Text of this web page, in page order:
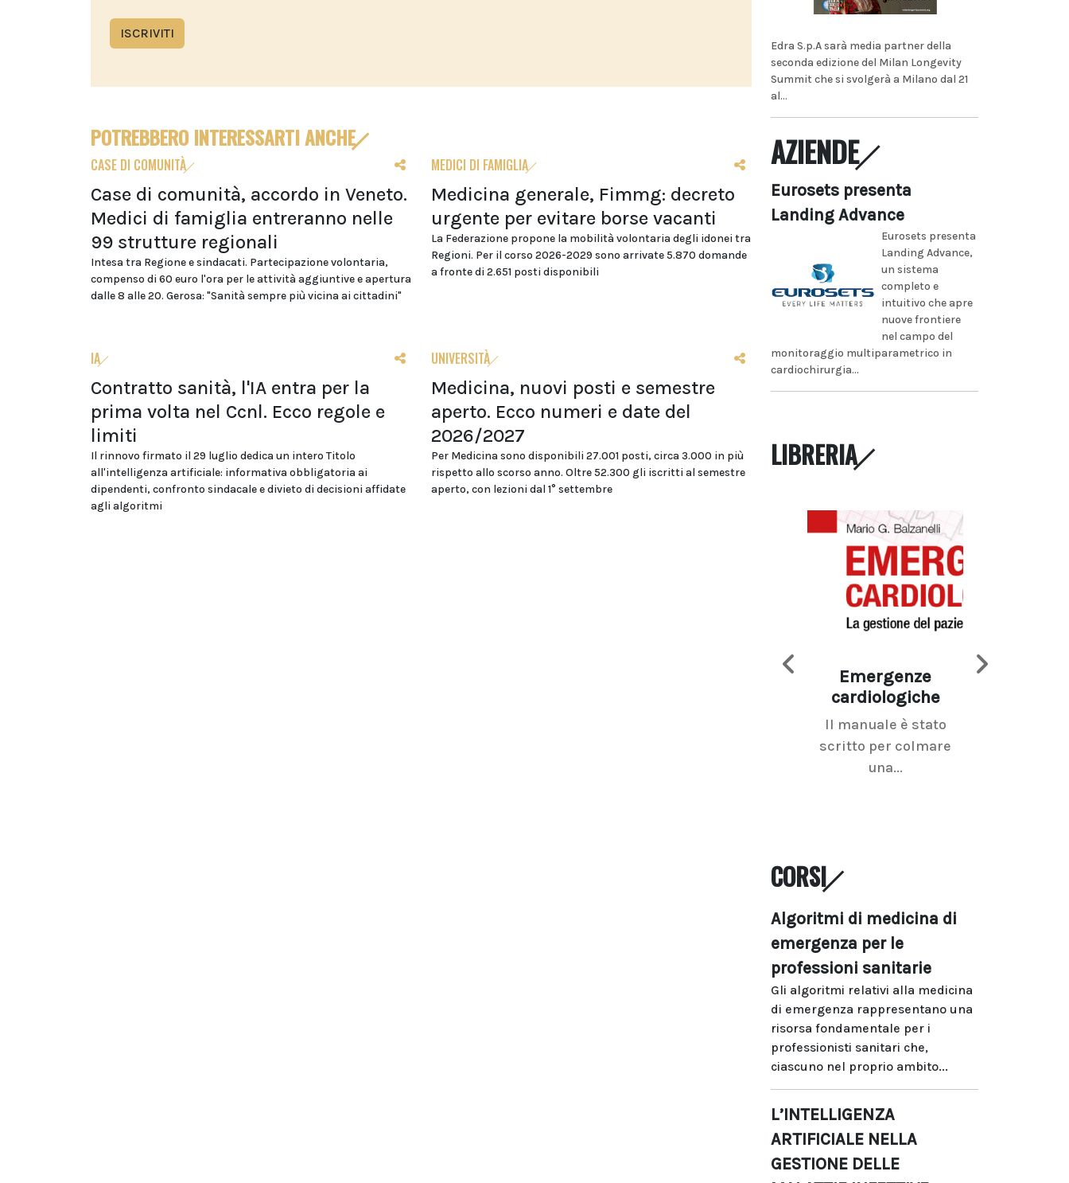
ISCRIVITI
POTREBBERO INTERESSARTI ANCHE
CASE DI COMUNITÀ
Case di comunità, accordo in Veneto.
Medici di famiglia entreranno nelle
99 strutture regionali
Intesa tra Regione e sindacati. Partecipazione volontaria,
compenso di 60 euro l'ora per le attività aggiuntive e apertura
dalle 8 alle 20. Gerosa: "Sanità sempre più vicina ai cittadini"
MEDICI DI FAMIGLIA
Medicina generale, Fimmg: decreto
urgente per evitare borse vacanti
La Federazione propone la mobilità volontaria degli idonei tra
Regioni. Per il corso 2026-2029 sono arrivate 5.870 domande
a fronte di 2.651 posti disponibili
IA
Contratto sanità, l'IA entra per la
prima volta nel Ccnl. Ecco regole e
limiti
Il rinnovo firmato il 29 luglio dedica un intero Titolo
all'intelligenza artificiale: informativa obbligatoria ai
dipendenti, confronto sindacale e divieto di decisioni affidate
agli algoritmi
UNIVERSITÀ
Medicina, nuovi posti e semestre
aperto. Ecco numeri e date del
2026/2027
Per Medicina sono disponibili 27.001 posti, circa 3.000 in più
rispetto allo scorso anno. Oltre 52.300 gli iscritti al semestre
aperto, con lezioni dal 1° settembre
Edra S.p.A sarà media partner della
seconda edizione del Milan Longevity
Summit che si svolgerà a Milano dal 21
al...
AZIENDE
Eurosets presenta
Landing Advance
Eurosets presenta
Landing Advance,
un sistema
completo e
intuitivo che apre
nuove frontiere
nel campo del
monitoraggio multiparametrico in
cardiochirurgia...
LIBRERIA
Emergenze
cardiologiche
Il manuale è stato
scritto per colmare
una...
CORSI
Algoritmi di medicina di
emergenza per le
professioni sanitarie
Gli algoritmi relativi alla medicina
di emergenza rappresentano una
risorsa fondamentale per i
professionisti sanitari che,
ciascuno nel proprio ambito...
L’INTELLIGENZA
ARTIFICIALE NELLA
GESTIONE DELLE